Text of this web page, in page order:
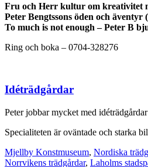
Fru och Herr kultur om kreativitet
Peter Bengtssons öden och
To much is not enough – Peter B
Ring och boka – 0704-328276
Idéträdgårdar
Peter jobbar mycket med
Specialiteten är oväntade och starka
Mjellby Konstmuseum, Nordiska
Norrvikens trädgårdar, Laholms